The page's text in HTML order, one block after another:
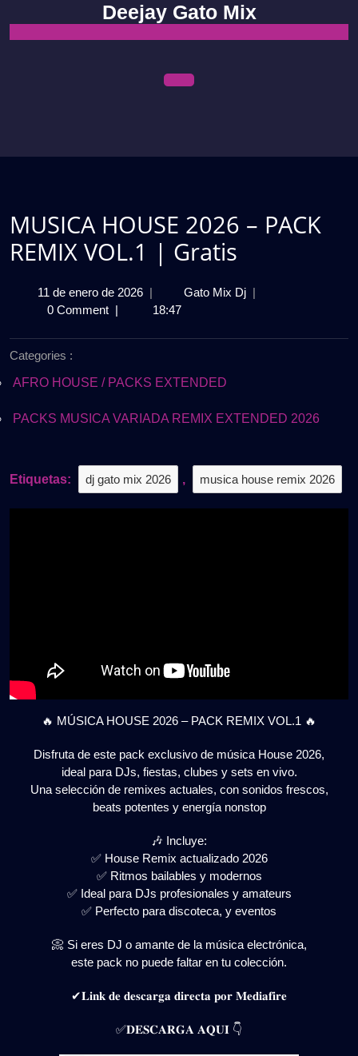
content
Deejay Gato Mix
MUSICA HOUSE 2026 – PACK
REMIX VOL.1 | Gratis
11 de enero de 202611
de
| Gato Mix DjMUSICA
|
|
0 Comment | 18:47
Categories :
AFRO HOUSE / PACKS EXTENDED
PACKS MUSICA VARIADA REMIX EXTENDED 2026
Etiquetas: dj gato mix 2026 , musica house remix 2026
🔥 MÚSICA HOUSE 2026 – PACK REMIX VOL.1 🔥
Disfruta de este pack exclusivo de música House 2026,
ideal para DJs, fiestas, clubes y sets en vivo.
Una selección de remixes actuales, con sonidos frescos,
beats potentes y energía nonstop
🎶 Incluye:
✅ House Remix actualizado 2026
✅ Ritmos bailables y modernos
✅ Ideal para DJs profesionales y amateurs
✅ Perfecto para discoteca, y eventos
📀 Si eres DJ o amante de la música electrónica,
este pack no puede faltar en tu colección.
✔𝐋𝐢𝐧𝐤 𝐝𝐞 𝐝𝐞𝐬𝐜𝐚𝐫𝐠𝐚 𝐝𝐢𝐫𝐞𝐜𝐭𝐚 𝐩𝐨𝐫 𝐌𝐞𝐝𝐢𝐚𝐟𝐢𝐫𝐞
✅𝐃𝐄𝐒𝐂𝐀𝐑𝐆𝐀 𝐀𝐐𝐔𝐈 👇